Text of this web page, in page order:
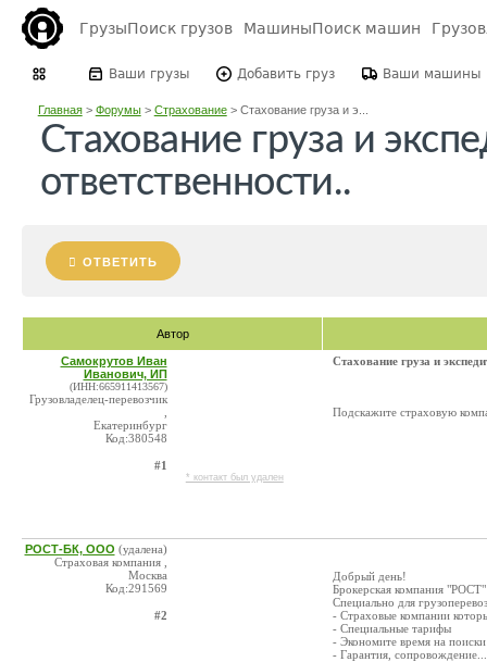
ГрузыПоиск грузов МашиныПоиск машин
Ваши грузы Добавить груз Ваши машины
Главная> Форумы> Страхование> Стахование груза и э...
Стахование груза и
ответственности..
ОТВЕТИТЬ
Автор
Самокрутов Иван
Иванович, ИП
(ИНН:665911413567)
Грузовладелец-перевозчик
Екатеринбург
Код:380548
#1
* контакт был удален
Стахование груза и
Подскажите страховую
РОСТ-БК, ООО (удалена)
Страховая компания ,
Москва
Код:291569
#2
Добрый день!
Брокерская компания "РОСТ"
Специально для
- Страховые компании
- Специальные тарифы
- Экономите время на поиски
- Гарантия, сопровождение...